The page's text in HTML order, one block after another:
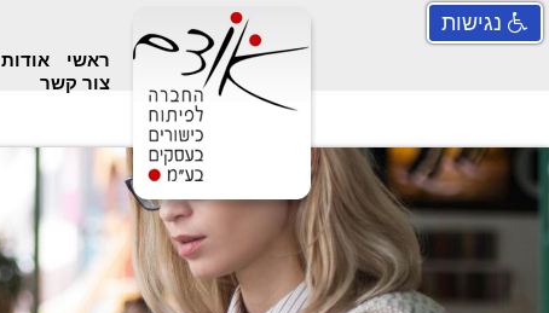
נגישות
ראשי אודות
צור קשר